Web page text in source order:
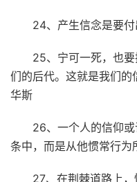
24、产生信念是要
25、宁可一死，也
们的后代。这就是我们
华斯
26、一个人的信仰
条中，而是从他惯常行
27、在荆棘道路上